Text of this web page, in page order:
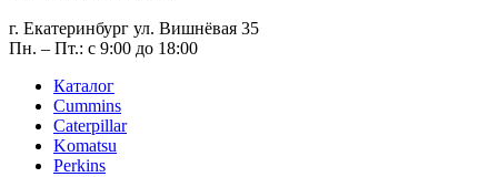
г. Екатеринбург ул. Вишнёвая 35
Пн. – Пт.: с 9:00 до 18:00
Каталог
Cummins
Caterpillar
Komatsu
Perkins